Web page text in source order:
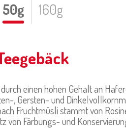
50g 160g
einen hohen Gehalt an
, Gersten- und
Fruchtmüsli stammt von
von Färbungs- und